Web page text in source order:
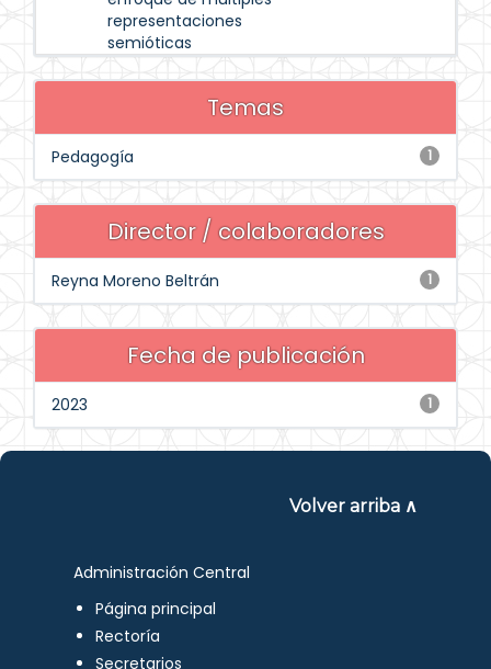
representaciones
semióticas
Temas
1
Pedagogía
Director / colaboradores
1
Reyna Moreno Beltrán
Fecha de publicación
1
2023
Volver arriba ∧
Administración Central
Página principal
Rectoría
Secretarios